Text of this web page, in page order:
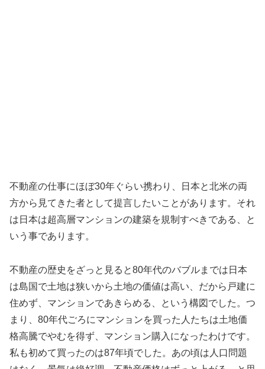
不動産の仕事にほぼ30年ぐらい携わり、日本と北米の両
方から見てきた者として提言したいことがあります。それ
は日本は超高層マンションの建築を規制すべきである、と
いう事であります。
不動産の歴史をざっと見ると80年代のバブルまでは日本
は島国で土地は狭いから土地の価値は高い、だから戸建に
住めず、マンションであきらめる、という構図でした。つ
まり、80年代ごろにマンションを買った人たちは土地価
格高騰でやむを得ず、マンション購入になったわけです。
私も初めて買ったのは87年頃でした。あの頃は人口問題